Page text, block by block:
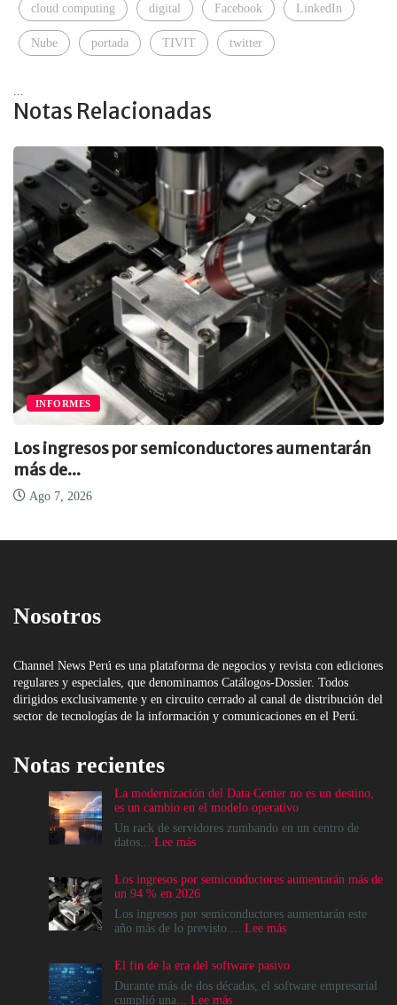
cloud computing digital Facebook LinkedIn
Nube portada TIVIT twitter
Notas Relacionadas
INFORMES
Los ingresos por semiconductores aumentarán
más de...
Ago 7, 2026
Nosotros
Channel News Perú es una plataforma de negocios y revista con ediciones
regulares y especiales, que denominamos Catálogos-Dossier. Todos
dirigidos exclusivamente y en circuito cerrado al canal de distribución del
sector de tecnologías de la información y comunicaciones en el Perú.
Notas recientes
La modernización del Data Center no es un destino,
es un cambio en el modelo operativo
Un rack de servidores zumbando en un centro de
datos... Lee más:
del
Data
Center
no
destino,
es
un
Los ingresos por semiconductores aumentarán más de
un 94 % en 2026
Los ingresos por semiconductores aumentarán este
año más de lo previsto.... Lee más:
por
semiconductores
El fin de la era del software pasivo
Durante más de dos décadas, el software empresarial
cumplió una... Lee más: